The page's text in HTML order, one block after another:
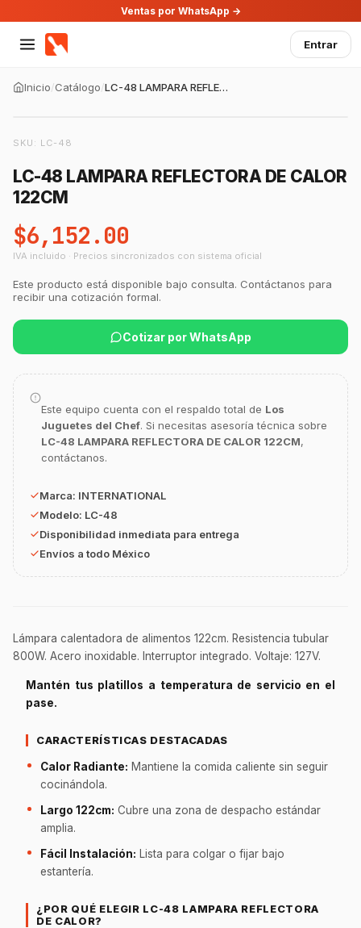
Ventas por WhatsApp →
Entrar
Inicio/Catálogo/ LC-48 LAMPARA REFLECTORA DE CALOR 122CM
SKU: LC-48
LC-48 LAMPARA REFLECTORA DE CALOR
122CM
$6,152.00
IVA incluido · Precios sincronizados con sistema oficial
Este producto está disponible bajo consulta. Contáctanos para
recibir una cotización formal.
Cotizar por WhatsApp
Este equipo cuenta con el respaldo total de Los
Juguetes del Chef. Si necesitas asesoría técnica sobre
LC-48 LAMPARA REFLECTORA DE CALOR 122CM,
contáctanos.
Marca: INTERNATIONAL
Modelo: LC-48
Disponibilidad inmediata para entrega
Envíos a todo México
Lámpara calentadora de alimentos 122cm. Resistencia tubular
800W. Acero inoxidable. Interruptor integrado. Voltaje: 127V.
Mantén tus platillos a temperatura de servicio en el
pase.
CARACTERÍSTICAS DESTACADAS
Calor Radiante: Mantiene la comida caliente sin seguir
cocinándola.
Largo 122cm: Cubre una zona de despacho estándar
amplia.
Fácil Instalación: Lista para colgar o fijar bajo
estantería.
¿POR QUÉ ELEGIR LC-48 LAMPARA REFLECTORA
DE CALOR?
GastroBot
¡Hola Chef! 🍳 Soy GastroBot, tu asesor
de cocina profesional de GastroArt.
¿En qué te puedo apoyar hoy con tu
Buscar estufas industriales
Métodos de envío y entrega
Ver sucursales y contacto